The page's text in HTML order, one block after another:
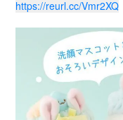
https://reurl.cc/Vmr2XQ